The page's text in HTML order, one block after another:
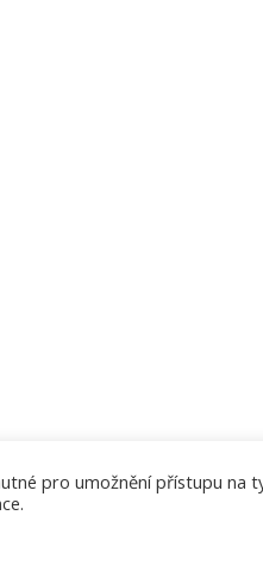
pro umožnění přístupu na